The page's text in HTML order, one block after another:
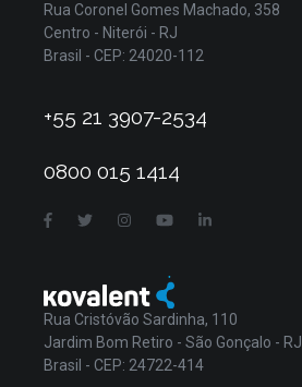
Rua Coronel Gomes Machado, 358
Centro - Niterói - RJ
Brasil - CEP: 24020-112
+55 21 3907-2534
0800 015 1414
Rua Cristóvão Sardinha, 110
Jardim Bom Retiro - São Gonçalo - RJ
Brasil - CEP: 24722-414